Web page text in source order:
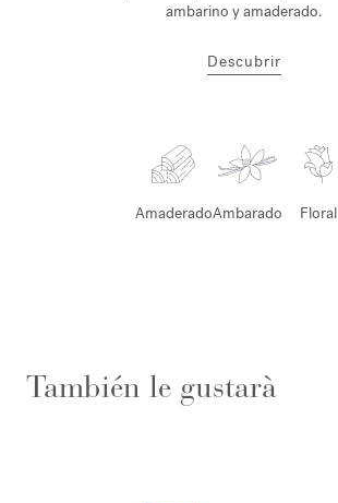
ambarino y amaderado.
Descubrir
AmaderadoAmbarado Floral
También le gustarà